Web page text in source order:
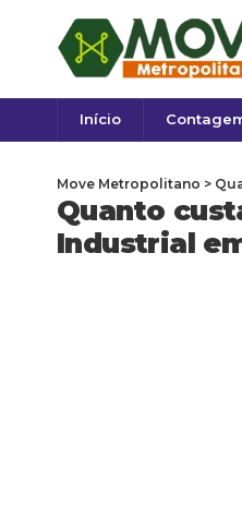
Início
Quanto
Industrial
Move Metropolitano >